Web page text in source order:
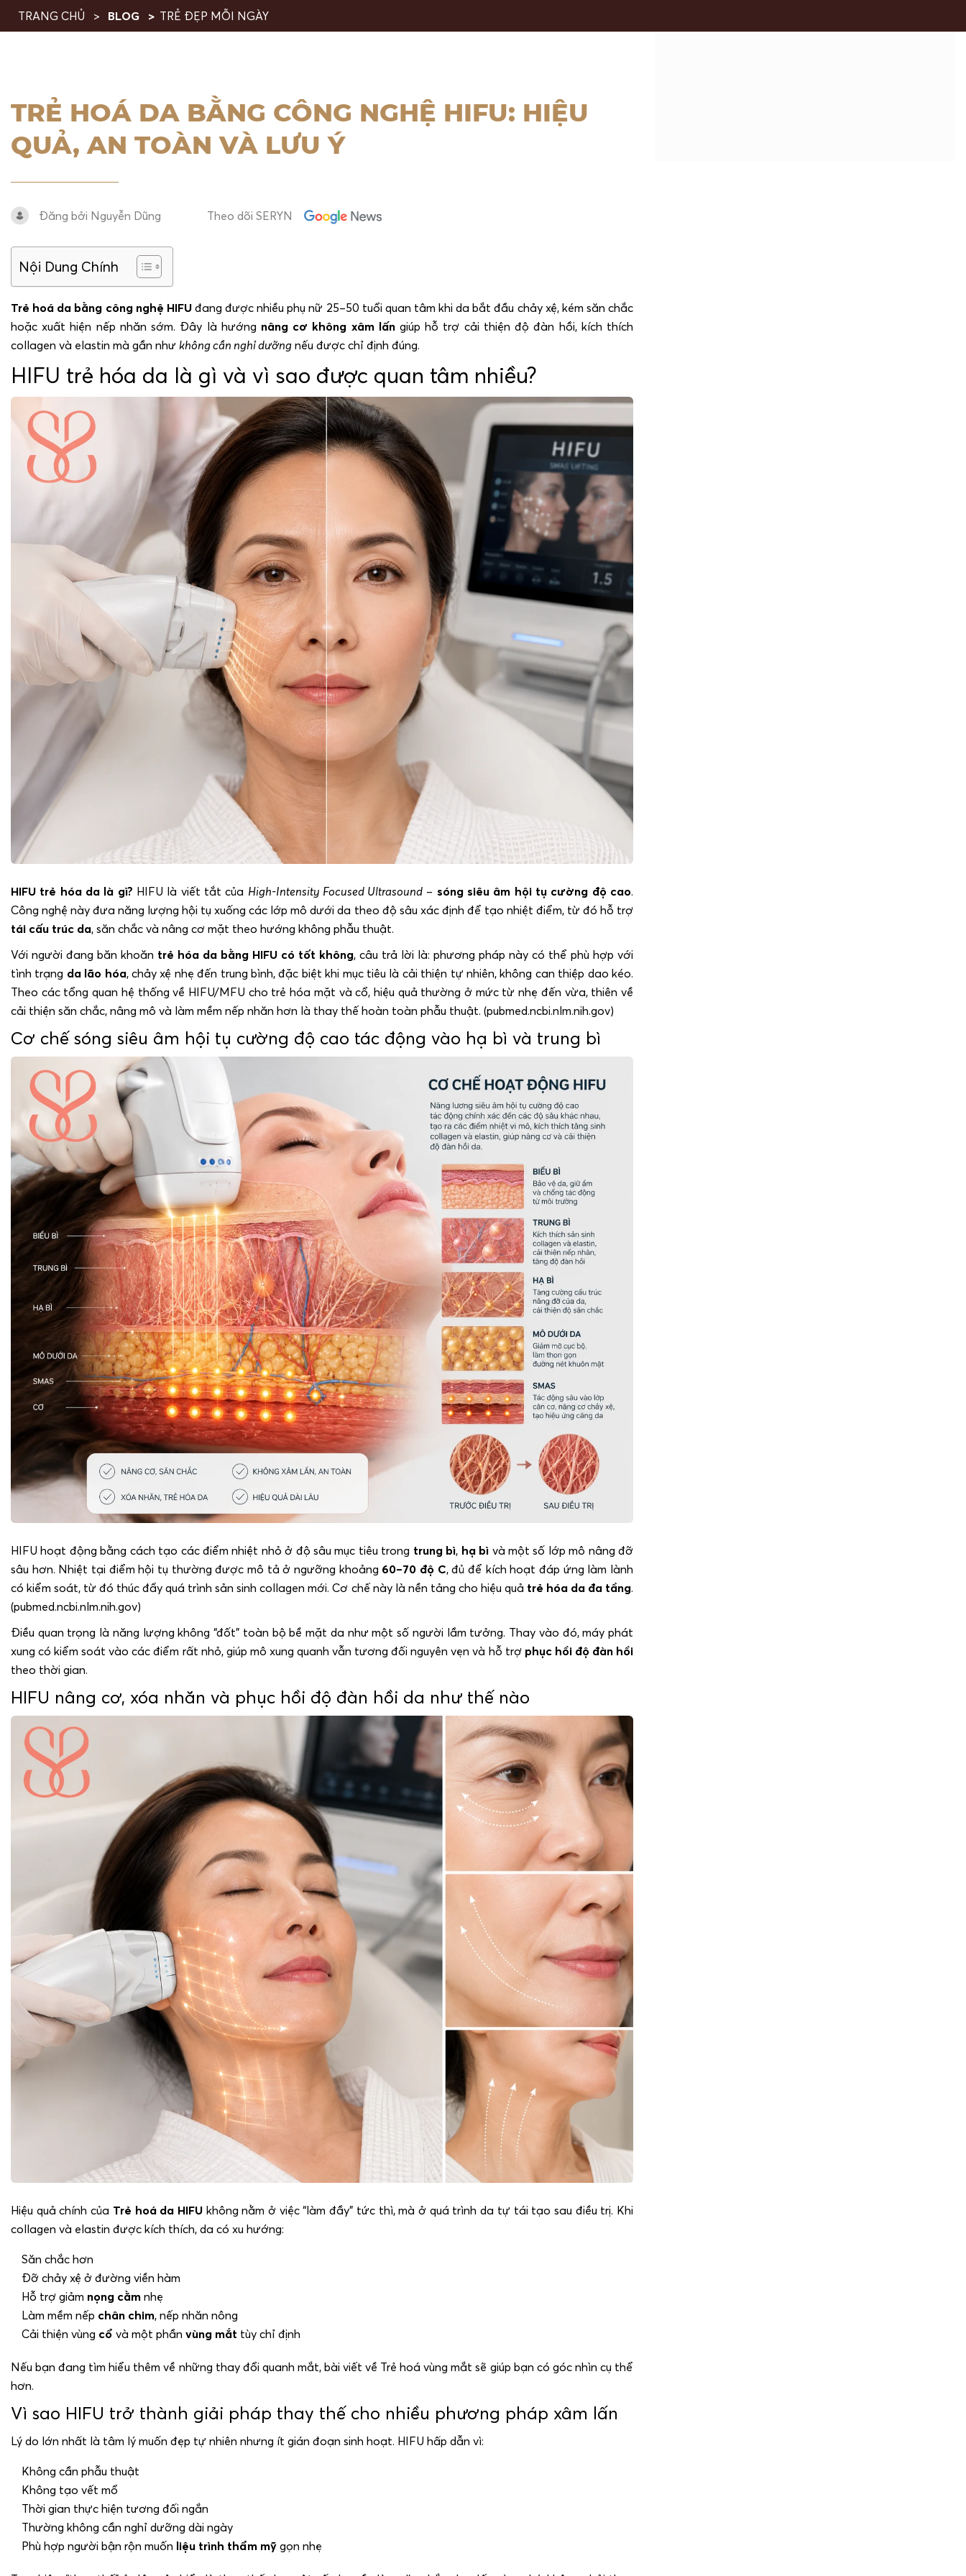
TRANG CHỦ BLOG TRẺ ĐẸP MỖI NGÀY
TRẺ HOÁ DA BẰNG CÔNG NGHỆ HIFU: HIỆU
QUẢ, AN TOÀN VÀ LƯU Ý
Đăng bởi Nguyễn Dũng Theo dõi SERYN
Nội Dung Chính
Trẻ hoá da bằng công nghệ HIFUđang được nhiều phụ nữ 25–50 tuổi quan tâm khi da bắt đầu chảy xệ, kém săn chắc
hoặc xuất hiện nếp nhăn sớm. Đây là hướng nâng cơ không xâm lấngiúp hỗ trợ cải thiện độ đàn hồi, kích thích
collagen và elastin mà gần như không cần nghỉ dưỡng nếu được chỉ định đúng.
HIFU trẻ hóa da là gì và vì sao được quan tâm nhiều?
HIFU trẻ hóa da là gì? HIFU là viết tắt của High-Intensity Focused Ultrasound – sóng siêu âm hội tụ cường độ cao.
Công nghệ này đưa năng lượng hội tụ xuống các lớp mô dưới da theo độ sâu xác định để tạo nhiệt điểm, từ đó hỗ trợ
tái cấu trúc da, săn chắc và nâng cơ mặt theo hướng không phẫu thuật.
Với người đang băn khoăn trẻ hóa da bằng HIFU có tốt không, câu trả lời là: phương pháp này có thể phù hợp với
tình trạng da lão hóa, chảy xệ nhẹ đến trung bình, đặc biệt khi mục tiêu là cải thiện tự nhiên, không can thiệp dao kéo.
Theo các tổng quan hệ thống về HIFU/MFU cho trẻ hóa mặt và cổ, hiệu quả thường ở mức từ nhẹ đến vừa, thiên về
cải thiện săn chắc, nâng mô và làm mềm nếp nhăn hơn là thay thế hoàn toàn phẫu thuật. (pubmed.ncbi.nlm.nih.gov)
Cơ chế sóng siêu âm hội tụ cường độ cao tác động vào hạ bì và trung bì
HIFU hoạt động bằng cách tạo các điểm nhiệt nhỏ ở độ sâu mục tiêu trong trung bì, hạ bì và một số lớp mô nâng đỡ
sâu hơn. Nhiệt tại điểm hội tụ thường được mô tả ở ngưỡng khoảng 60–70 độ C, đủ để kích hoạt đáp ứng làm lành
có kiểm soát, từ đó thúc đẩy quá trình sản sinh collagen mới. Cơ chế này là nền tảng cho hiệu quả trẻ hóa da đa tầng.
(pubmed.ncbi.nlm.nih.gov)
Điều quan trọng là năng lượng không “đốt” toàn bộ bề mặt da như một số người lầm tưởng. Thay vào đó, máy phát
xung có kiểm soát vào các điểm rất nhỏ, giúp mô xung quanh vẫn tương đối nguyên vẹn và hỗ trợ phục hồi độ đàn hồi
theo thời gian.
HIFU nâng cơ, xóa nhăn và phục hồi độ đàn hồi da như thế nào
Hiệu quả chính của Trẻ hoá da HIFUkhông nằm ở việc “làm đầy” tức thì, mà ở quá trình da tự tái tạo sau điều trị. Khi
collagen và elastin được kích thích, da có xu hướng:
Săn chắc hơn
Đỡ chảy xệ ở đường viền hàm
Hỗ trợ giảm nọng cằm nhẹ
Làm mềm nếp chân chim, nếp nhăn nông
Cải thiện vùng cổ và một phần vùng mắt tùy chỉ định
Nếu bạn đang tìm hiểu thêm về những thay đổi quanh mắt, bài viết về Trẻ hoá vùng mắt sẽ giúp bạn có góc nhìn cụ thể
hơn.
Vì sao HIFU trở thành giải pháp thay thế cho nhiều phương pháp xâm lấn
Lý do lớn nhất là tâm lý muốn đẹp tự nhiên nhưng ít gián đoạn sinh hoạt. HIFU hấp dẫn vì:
Không cần phẫu thuật
Không tạo vết mổ
Thời gian thực hiện tương đối ngắn
Thường không cần nghỉ dưỡng dài ngày
Phù hợp người bận rộn muốn liệu trình thẩm mỹ gọn nhẹ